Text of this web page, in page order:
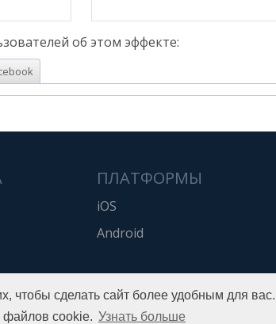
чтобы сделать сайт более удобным для
файлов cookie. Узнать больше
об этом эффекте:
ПЛАТФОРМЫ
iOS
Android
Copyright © 2016 Pho.to